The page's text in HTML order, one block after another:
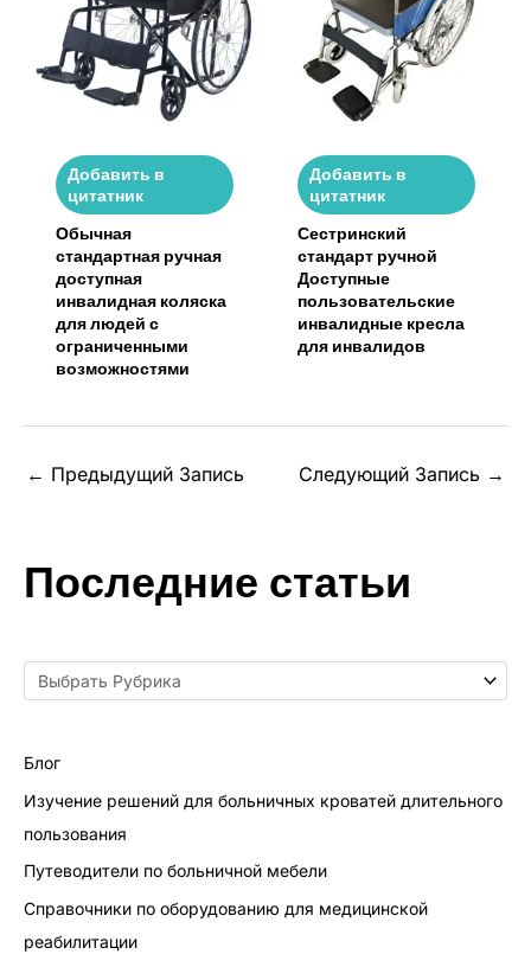
Последние статьи
Блог
Изучение решений для больничных кроватей длительного
пользования
Путеводители по больничной мебели
Справочники по оборудованию для медицинской
реабилитации
Добавить в
цитатник
Обычная
стандартная ручная
доступная
инвалидная коляска
для людей с
ограниченными
возможностями
Добавить в
цитатник
Сестринский
стандарт ручной
Доступные
пользовательские
инвалидные кресла
для инвалидов
← Предыдущий Запись Следующий Запись →